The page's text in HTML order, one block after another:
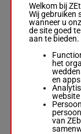
Welkom bij
Wij gebruiken
wanneer u
de site goed
aan te
het
en
website
van